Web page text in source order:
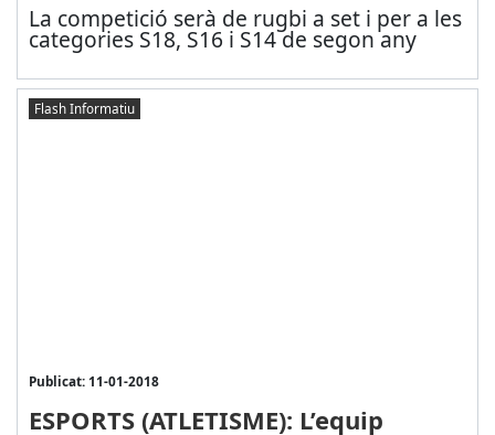
La competició serà de rugbi a set i per a les
categories S18, S16 i S14 de segon any
Flash Informatiu
Publicat: 11-01-2018
ESPORTS (ATLETISME): L’equip